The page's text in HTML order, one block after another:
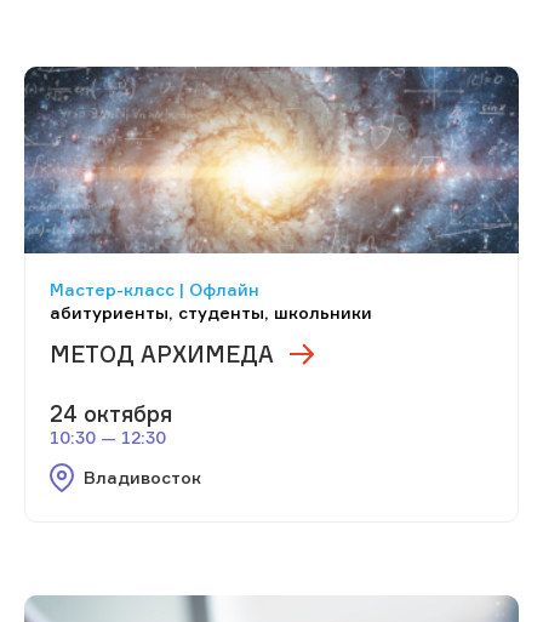
Мастер-класс | Офлайн
абитуриенты, студенты, школьники
МЕТОД АРХИМЕДА
24 октября
10:30 — 12:30
Владивосток